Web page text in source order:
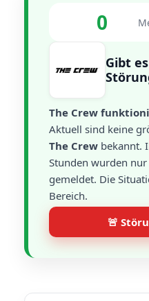
0
Gibt
The Crew
Aktuell sind keine
The Crew bekannt.
Stunden wurden
gemeldet. Die
Bereich.
🚨